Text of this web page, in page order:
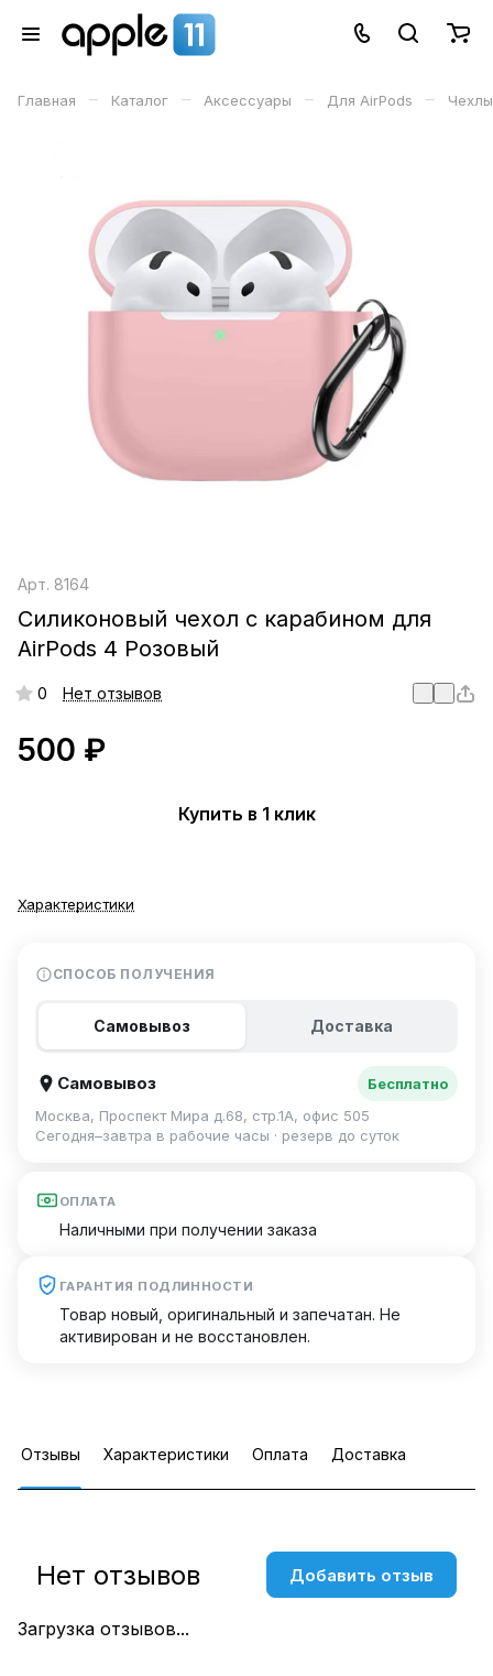
Главная – Каталог – Аксессуары – Для AirPods –
Арт. 8164
Силиконовый чехол c карабином для
AirPods 4 Розовый
0 Нет отзывов
500 ₽
Купить в 1 клик
Характеристики
СПОСОБ ПОЛУЧЕНИЯ
Самовывоз Доставка
Самовывоз
Бесплатно
Москва, Проспект Мира д.68, стр.1А, офис 505
Сегодня–завтра в рабочие часы · резерв до суток
ОПЛАТА
Наличными при получении заказа
ГАРАНТИЯ ПОДЛИННОСТИ
Товар новый, оригинальный и запечатан. Не
активирован и не восстановлен.
Отзывы Характеристики Оплата Доставка
Загрузка отзывов...
Нет отзывов Добавить отзыв